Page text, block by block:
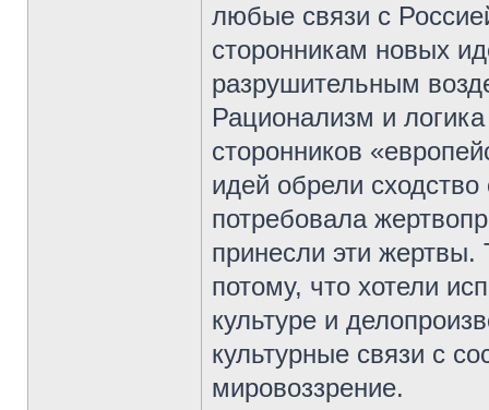
любые связи с
сторонникам новых
разрушительным
Рационализм и
сторонников
идей обрели
потребовала
принесли эти
потому, что хотели
культуре и
культурные связи с
мировоззрение.